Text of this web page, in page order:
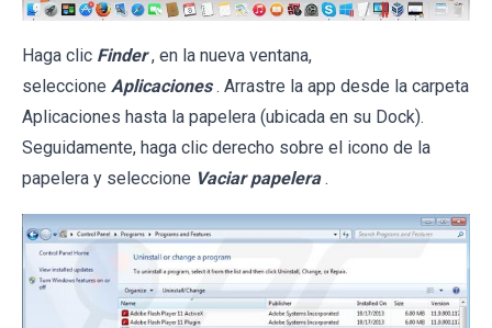
Haga clic Finder , en la nueva ventana,
seleccione Aplicaciones . Arrastre la app desde la carpeta
Aplicaciones hasta la papelera (ubicada en su Dock).
Seguidamente, haga clic derecho sobre el icono de la
papelera y seleccione Vaciar papelera .